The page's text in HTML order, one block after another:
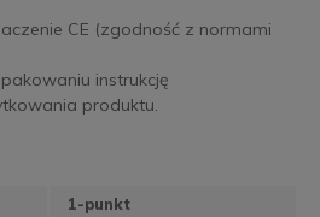
CE (zgodność z normami
instrukcję
produktu.
1-punkt